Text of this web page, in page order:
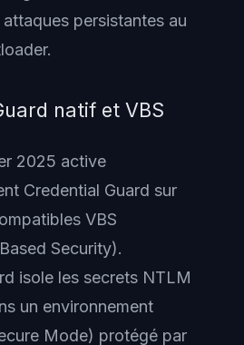
persistantes au
natif et VBS
2025 active
Credential Guard sur
VBS
Security).
isole les secrets NTLM
un environnement
Mode) protégé par